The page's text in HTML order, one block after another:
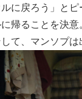
に戻ろう」と
帰ることを決
て、マンソプ